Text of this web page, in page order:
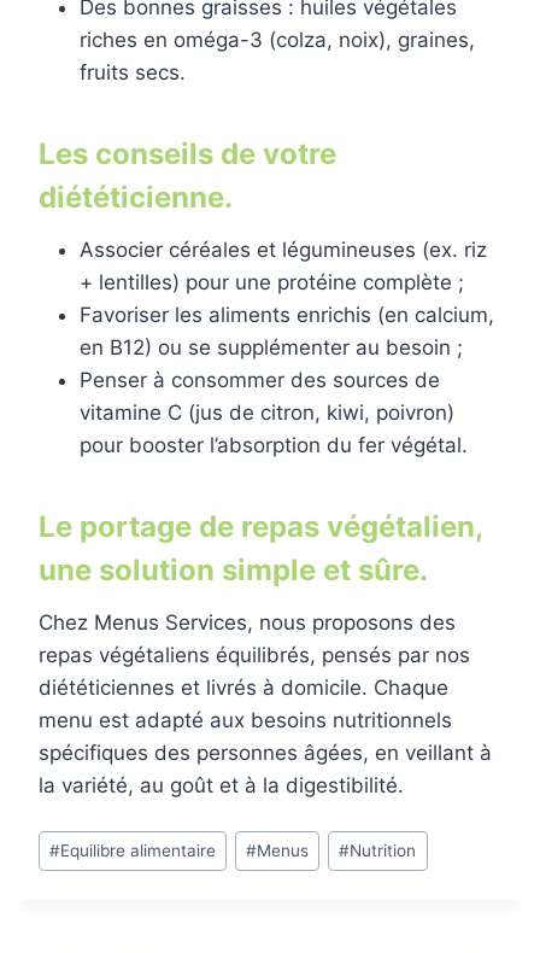
Des bonnes graisses : huiles végétales
riches en oméga-3 (colza, noix), graines,
fruits secs.
Les conseils de votre
diététicienne.
Associer céréales et légumineuses (ex. riz
+ lentilles) pour une protéine complète ;
Favoriser les aliments enrichis (en calcium,
en B12) ou se supplémenter au besoin ;
Penser à consommer des sources de
vitamine C (jus de citron, kiwi, poivron)
pour booster l’absorption du fer végétal.
Le portage de repas végétalien,
une solution simple et sûre.
Chez Menus Services, nous proposons des
repas végétaliens équilibrés, pensés par nos
diététiciennes et livrés à domicile. Chaque
menu est adapté aux besoins nutritionnels
spécifiques des personnes âgées, en veillant à
la variété, au goût et à la digestibilité.
Étiquettes
de
#Equilibre alimentaire #Menus #Nutrition